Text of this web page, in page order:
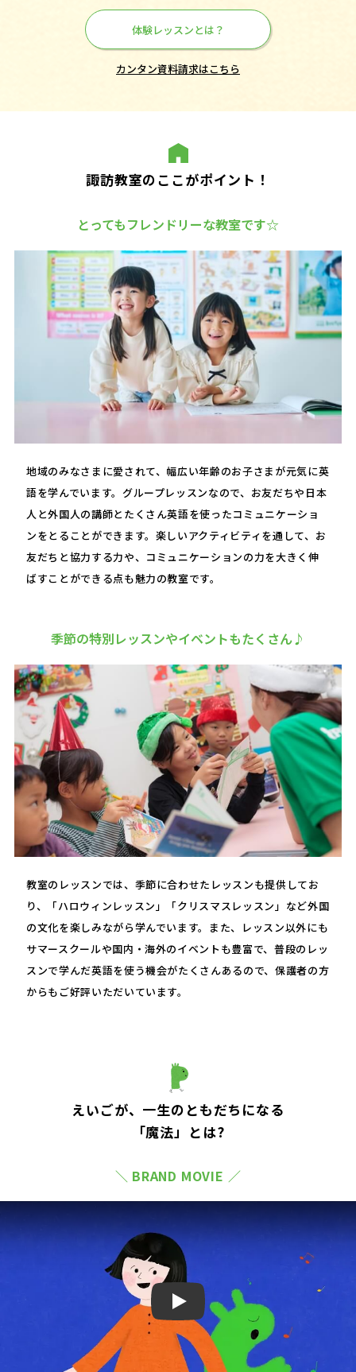
体験レッスンとは？
カンタン資料請求はこちら
諏訪教室のここがポイント！
とってもフレンドリーな教室です☆
地域のみなさまに愛されて、幅広い年齢のお子さまが元気に英
語を学んでいます。グループレッスンなので、お友だちや日本
人と外国人の講師とたくさん英語を使ったコミュニケーショ
ンをとることができます。楽しいアクティビティを通して、お
友だちと協力する力や、コミュニケーションの力を大きく伸
ばすことができる点も魅力の教室です。
季節の特別レッスンやイベントもたくさん♪
教室のレッスンでは、季節に合わせたレッスンも提供してお
り、「ハロウィンレッスン」「クリスマスレッスン」など外国
の文化を楽しみながら学んでいます。また、レッスン以外にも
サマースクールや国内・海外のイベントも豊富で、普段のレッ
スンで学んだ英語を使う機会がたくさんあるので、保護者の方
からもご好評いただいています。
えいごが、一生のともだちになる
「魔法」とは?
＼ BRAND MOVIE ／